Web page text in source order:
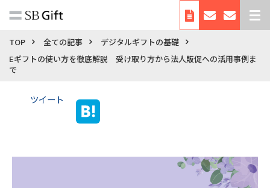
デジタルギフトとは
サービス紹介
TOP 全ての記事
デジタルギフトの基礎
Eギフトの使い方を徹底解説 受け取り方から法人販促への活用事例ま
で
ツイート